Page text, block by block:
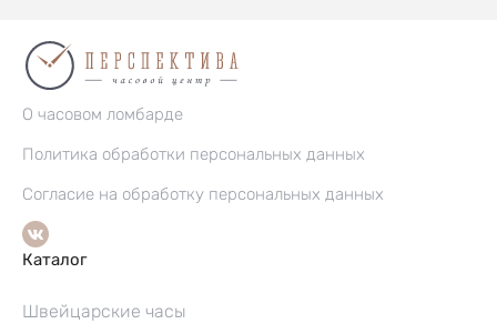
О часовом ломбарде
Политика обработки персональных данных
Согласие на обработку персональных данных
Каталог
Швейцарские часы